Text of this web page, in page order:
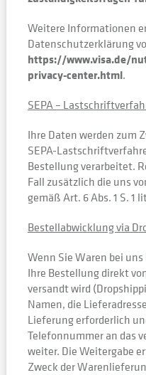
Weitere Informationen
Datenschutzerklärung
https://www.visa.de/
privacy-center.html.
SEPA –
Ihre Daten werden zum
SEPA-
Bestellung verarbeitet.
Fall zusätzlich die uns
gemäß Art. 6 Abs. 1 S. 1
Bestellabwicklung via
Wenn Sie Waren bei
Ihre Bestellung direkt
versandt wird
Namen, die
Lieferung erforderlich
Telefonnummer an das
weiter. Die Weitergabe
Zweck der